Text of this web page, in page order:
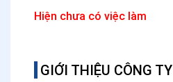
Hiện chưa có việc làm
GIỚI THIỆU CÔNG TY